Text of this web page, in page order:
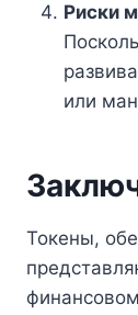
Риски
или
Токены,